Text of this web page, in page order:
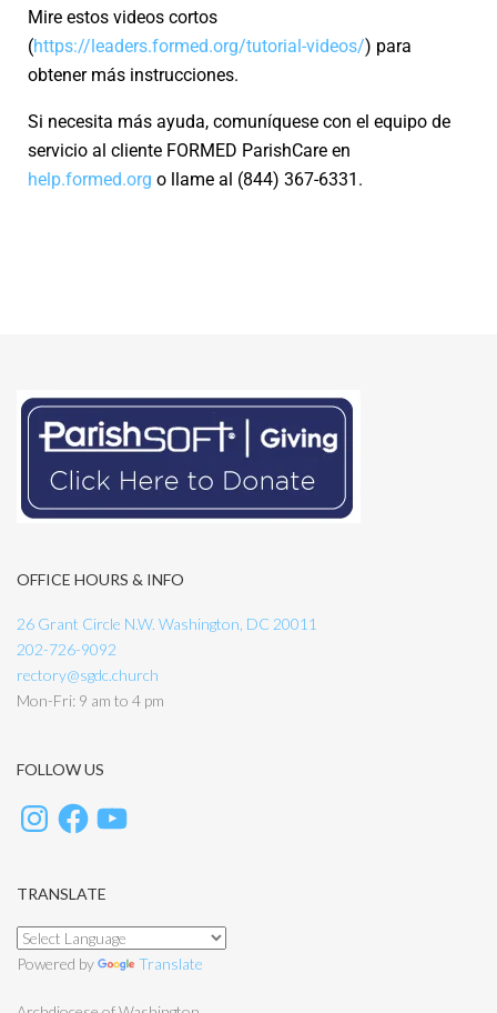
Mire estos videos cortos
(https://leaders.formed.org/tutorial-videos/) para
obtener más instrucciones.
Si necesita más ayuda, comuníquese con el equipo de
servicio al cliente FORMED ParishCare en
help.formed.org o llame al (844) 367-6331.
OFFICE HOURS & INFO
26 Grant Circle N.W. Washington, DC 20011
202-726-9092
rectory@sgdc.church
Mon-Fri: 9 am to 4 pm
FOLLOW US
TRANSLATE
Powered by Translate